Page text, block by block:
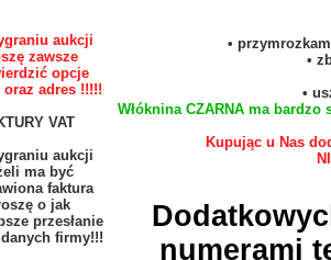
aukcji
zawsze
opcje
oraz adres !!!!!
VAT
aukcji
ma być
faktura
o jak
przesłanie
danych firmy!!!
•
•
•
Włóknina CZARNA ma
Kupując u Nas
numerami